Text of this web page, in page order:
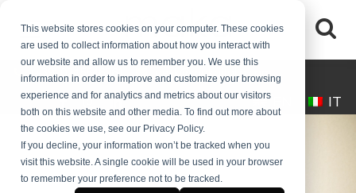
This website stores cookies on your computer. These cookies
are used to collect information about how you interact with
our website and allow us to remember you. We use this
information in order to improve and customize your browsing
experience and for analytics and metrics about our visitors
both on this website and other media. To find out more about
the cookies we use, see our Privacy Policy.
If you decline, your information won’t be tracked when you
visit this website. A single cookie will be used in your browser
to remember your preference not to be tracked.
(+39) 0245546061 desk@makaitalia.com
IT